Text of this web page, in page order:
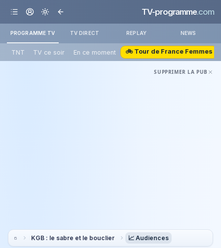
TV-programme.com
PROGRAMME TV TV DIRECT REPLAY NEWS
TNT TV ce soir En ce moment 🚲 Tour de France Femmes
SUPPRIMER LA PUB
KGB : le sabre et le bouclier 📈 Audiences